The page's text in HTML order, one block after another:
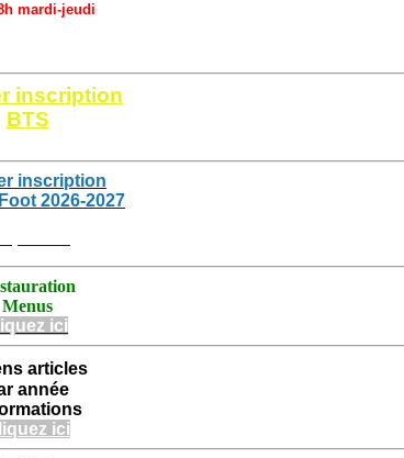
mardi-jeudi
inscription
BTS
inscription
2026-2027
Menus
ici
articles
année
ici